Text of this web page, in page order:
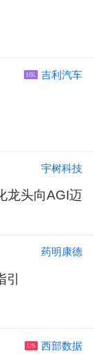
HK 吉利汽车
宇树科技
龙头向AGI迈
药明康德
引
US 西部数据